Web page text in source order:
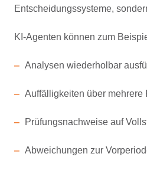
Entscheidungssysteme,
KI ‑Agenten können zum
Analysen wiederholbar
Auffälligkeiten über
Prüfungsnachweise auf
Abweichungen zur